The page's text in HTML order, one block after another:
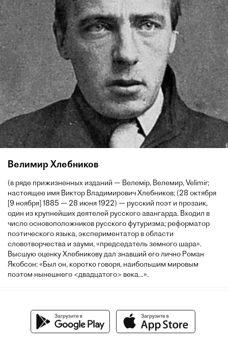
Велимир Хлебников
(в ряде прижизненных изданий — Велемір, Велемир, Velimir;
настоящее имя Виктор Владимирович Хлебников; (28 октября
[9 ноября] 1885 — 28 июня 1922) — русский поэт и прозаик,
один из крупнейших деятелей русского авангарда. Входил в
число основоположников русского футуризма; реформатор
поэтического языка, экспериментатор в области
словотворчества и зауми, «председатель земного шара».
Высшую оценку Хлебникову дал знавший его лично Роман
Якобсон: «Был он, коротко говоря, наибольшим мировым
поэтом нынешнего <двадцатого> века…».